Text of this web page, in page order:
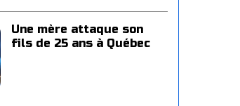
Une mère attaque son
fils de 25 ans à Québec